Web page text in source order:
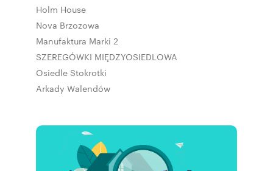
Holm House
Nova Brzozowa
Manufaktura Marki 2
SZEREGÓWKI MIĘDZYOSIEDLOWA
Osiedle Stokrotki
Arkady Walendów